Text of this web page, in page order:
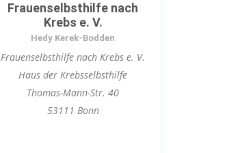
Frauenselbsthilfe nach
Krebs e. V.
Hedy Kerek-Bodden
Frauenselbsthilfe nach Krebs e. V.
Haus der Krebsselbsthilfe
Thomas-Mann-Str. 40
53111 Bonn